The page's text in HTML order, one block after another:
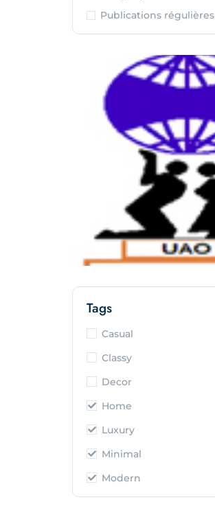
Publications régulières
Tags
Casual
Classy
Decor
Home
Luxury
Minimal
Modern